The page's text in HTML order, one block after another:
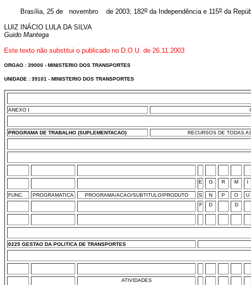
Brasília, 25 de novembro de 2003; 182o da Independência e 115o da
LUIZ INÁCIO LULA DA SILVA
Guido Mantega
Este texto não substitui o publicado no D.O.U. de 26.11.2003
ORGAO : 39000 - MINISTERIO DOS TRANSPORTES
UNIDADE : 39101 - MINISTERIO DOS TRANSPORTES
ANEXO I
PROGRAMA DE TRABALHO (SUPLEMENTACAO) RECURSOS DE TODAS
E G R M I
FUNC. PROGRAMATICA PROGRAMA/ACAO/SUBTITULO/PRODUTO S N P O U
F
D D
0225 GESTAO DA POLITICA DE TRANSPORTES
ATIVIDADES